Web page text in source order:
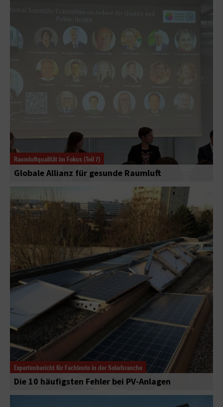
Raumluftqualität im Fokus (Teil 7)
Globale Allianz für gesunde Raumluft
Expertenbericht für Fachleute in der Solarbranche
Die 10 häufigsten Fehler bei PV-Anlagen